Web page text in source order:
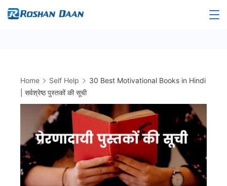
Skip
Home Self Help
30 Best Motivational Books in Hindi
| सर्वश्रेष्ठ पुस्तकों की सूची